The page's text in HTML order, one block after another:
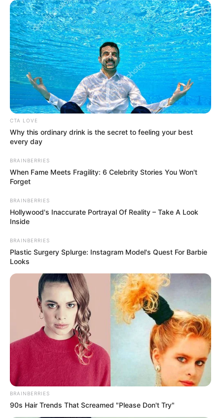
CTA LOVE
Why this ordinary drink is the secret to feeling your best
every day
BRAINBERRIES
When Fame Meets Fragility: 6 Celebrity Stories You Won't
Forget
BRAINBERRIES
Hollywood's Inaccurate Portrayal Of Reality – Take A Look
Inside
BRAINBERRIES
Plastic Surgery Splurge: Instagram Model's Quest For Barbie
Looks
BRAINBERRIES
90s Hair Trends That Screamed "Please Don't Try"